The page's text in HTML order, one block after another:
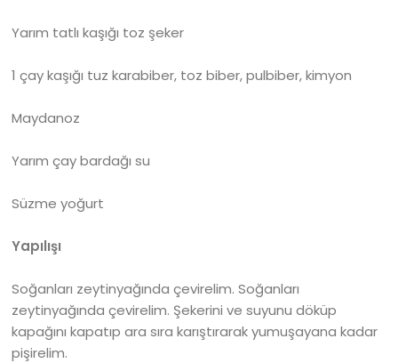
Yarım tatlı kaşığı toz şeker
1 çay kaşığı tuz karabiber, toz biber, pulbiber, kimyon
Maydanoz
Yarım çay bardağı su
Süzme yoğurt
Yapılışı
Soğanları zeytinyağında çevirelim. Soğanları
zeytinyağında çevirelim. Şekerini ve suyunu döküp
kapağını kapatıp ara sıra karıştırarak yumuşayana kadar
pişirelim.